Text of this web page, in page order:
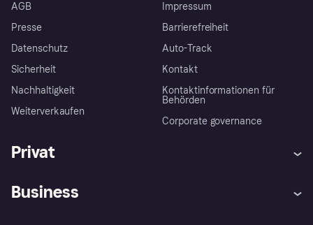
AGB
Presse
Datenschutz
Sicherheit
Nachhaltigkeit
Weiterverkaufen
Impressum
Barrierefreiheit
Auto-Track
Kontakt
Kontaktinformationen für
Behörden
Corporate governance
Privat
Business